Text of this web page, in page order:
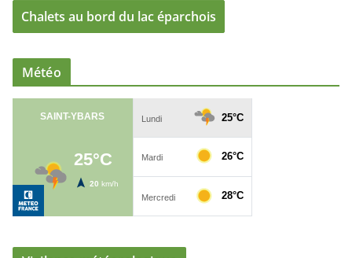
Chalets au bord du lac éparchois
Météo